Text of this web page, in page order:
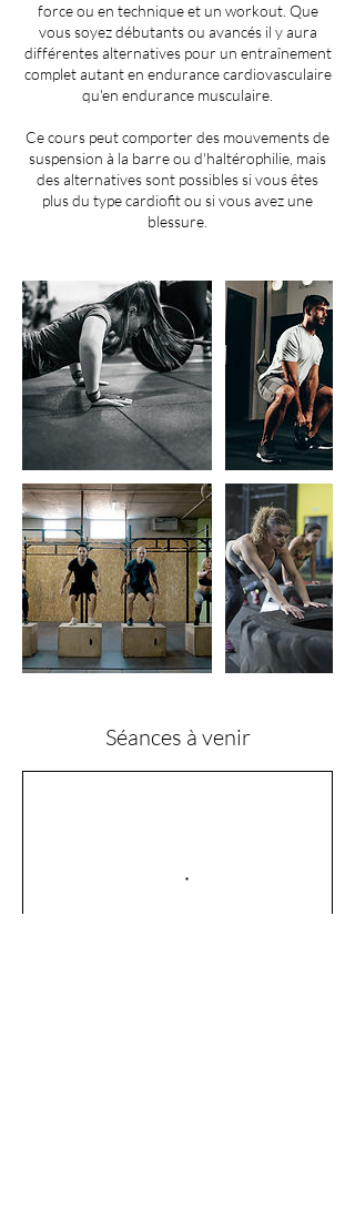
force ou en technique et un workout. Que
vous soyez débutants ou avancés il y aura
différentes alternatives pour un entraînement
complet autant en endurance cardiovasculaire
qu'en endurance musculaire.
Ce cours peut comporter des mouvements de
suspension à la barre ou d'haltérophilie, mais
des alternatives sont possibles si vous êtes
plus du type cardiofit ou si vous avez une
blessure.
Séances à venir